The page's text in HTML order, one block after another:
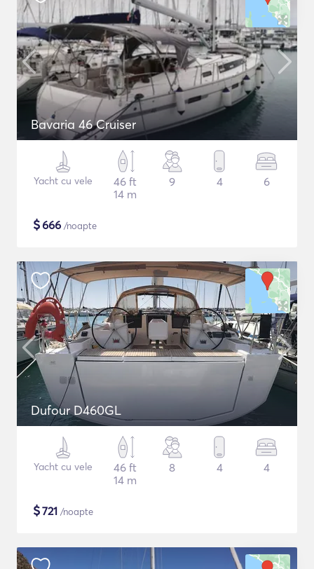
Bavaria 46 Cruiser
Yacht cu vele
46 ft
14 m
9 4 6
$666 /noapte
Dufour D460GL
Yacht cu vele
46 ft
14 m
8 4 4
$721 /noapte